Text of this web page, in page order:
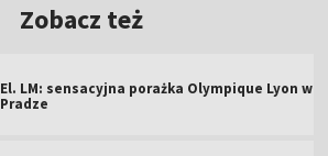
Zobacz też
El. LM: sensacyjna porażka Olympique Lyon w
Pradze